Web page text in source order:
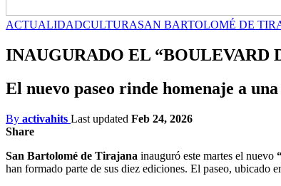
ACTUALIDADCULTURASAN BARTOLOMÉ DE
INAUGURADO EL “BOULEVARD
El nuevo paseo rinde homenaje a
By activahits Last updated Feb 24, 2026
Share
San Bartolomé de Tirajana inauguró este martes el nuevo
han formado parte de sus diez ediciones. El paseo, ubicado